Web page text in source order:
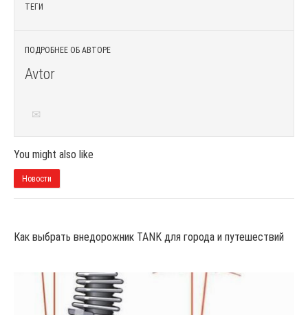
ТЕГИ
ПОДРОБНЕЕ ОБ АВТОРЕ
Avtor
You might also like
Новости
Как выбрать внедорожник TANK для города и путешествий